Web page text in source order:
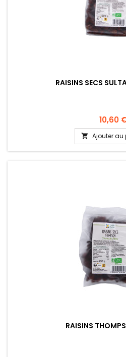
RAISINS SECS
10,60
 Ajouter au
RAISINS